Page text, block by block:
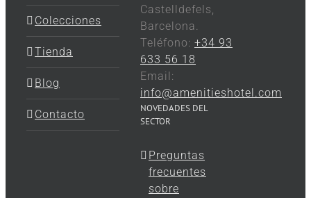
Colecciones
Tienda
Blog
Contacto
Castelldefels,
Barcelona.
Teléfono: +34 93
633 56 18
Email:
info@amenitieshotel.com
NOVEDADES DEL
SECTOR
Preguntas
frecuentes
sobre